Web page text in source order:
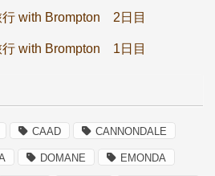
行 with Brompton 2日目
行 with Brompton 1日目
CAAD CANNONDALE
DOMANE EMONDA